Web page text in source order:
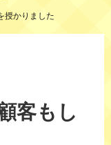
授かりました
客もし